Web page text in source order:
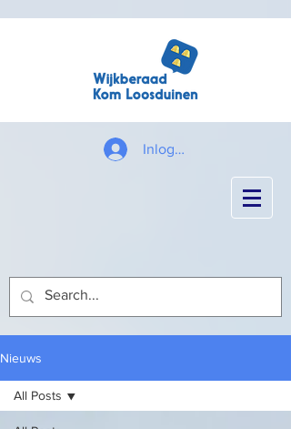
Inloggen
Nieuws
All Posts